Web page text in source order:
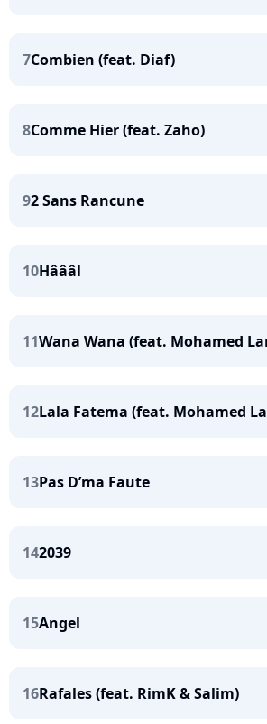
7Combien (feat. Diaf)
8Comme Hier (feat. Zaho)
92 Sans Rancune
10Hâââl
11Wana Wana (feat. Mohamed
12Lala Fatema (feat. Mohamed
13Pas D’ma Faute
142039
15Angel
16Rafales (feat. RimK & Salim)